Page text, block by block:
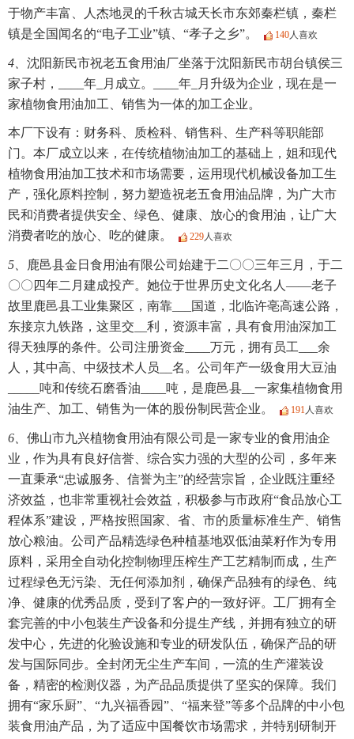
于物产丰富、人杰地灵的千秋古城天长市东郊秦栏镇，秦栏
镇是全国闻名的“电子工业”镇、“孝子之乡”。
140人喜欢
4、 沈阳新民市祝老五食用油厂坐落于沈阳新民市胡台镇侯三
家子村，____年_月成立。____年_月升级为企业，现在是一
家植物食用油加工、销售为一体的加工企业。
本厂下设有：财务科、质检科、销售科、生产科等职能部
门。本厂成立以来，在传统植物油加工的基础上，姐和现代
植物食用油加工技术和市场需要，运用现代机械设备加工生
产，强化原料控制，努力塑造祝老五食用油品牌，为广大市
民和消费者提供安全、绿色、健康、放心的食用油，让广大
消费者吃的放心、吃的健康。
229人喜欢
5、
鹿邑县金日食用油有限公司始建于二〇〇三年三月，于二
〇〇四年二月建成投产。她位于世界历史文化名人——老子
故里鹿邑县工业集聚区，南靠___国道，北临许亳高速公路，
东接京九铁路，这里交__利，资源丰富，具有食用油深加工
得天独厚的条件。公司注册资金____万元，拥有员工___余
人，其中高、中级技术人员__名。公司年产一级食用大豆油
_____吨和传统石磨香油____吨，是鹿邑县__一家集植物食用
油生产、加工、销售为一体的股份制民营企业。
191人喜欢
6、 佛山市九兴植物食用油有限公司是一家专业的食用油企
业，作为具有良好信誉、综合实力强的大型的公司，多年来
一直秉承“忠诚服务、信誉为主”的经营宗旨，企业既注重经
济效益，也非常重视社会效益，积极参与市政府“食品放心工
程体系”建设，严格按照国家、省、市的质量标准生产、销售
放心粮油。公司产品精选绿色种植基地双低油菜籽作为专用
原料，采用全自动化控制物理压榨生产工艺精制而成，生产
过程绿色无污染、无任何添加剂，确保产品独有的绿色、纯
净、健康的优秀品质，受到了客户的一致好评。工厂拥有全
套完善的中小包装生产设备和分提生产线，并拥有独立的研
发中心，先进的化验设施和专业的研发队伍，确保产品的研
发与国际同步。全封闭无尘生产车间，一流的生产灌装设
备，精密的检测仪器，为产品品质提供了坚实的保障。我们
拥有“家乐厨”、“九兴福香园”、“福来登”等多个品牌的中小包
装食用油产品，为了适应中国餐饮市场需求，并特别研制开